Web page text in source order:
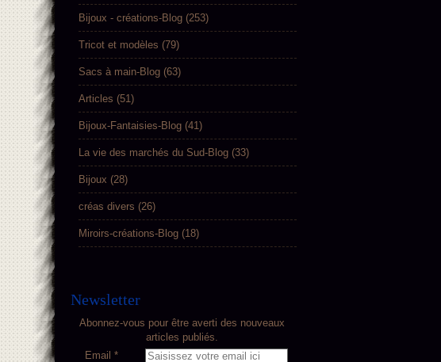
Bijoux - créations-Blog (253)
Tricot et modèles (79)
Sacs à main-Blog (63)
Articles (51)
Bijoux-Fantaisies-Blog (41)
La vie des marchés du Sud-Blog (33)
Bijoux (28)
créas divers (26)
Miroirs-créations-Blog (18)
Newsletter
Abonnez-vous pour être averti des nouveaux
articles publiés.
Email